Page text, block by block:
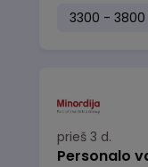
3300 -
prieš 3 d.
Personalo